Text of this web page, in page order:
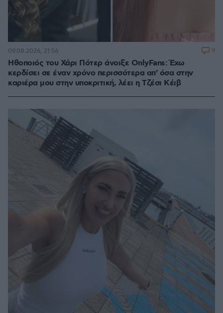
Ηθοποιός του Χάρι Πότερ άνοιξε OnlyFans: Έχω
κερδίσει σε έναν χρόνο περισσότερα απ' όσα στην
καριέρα μου στην υποκριτική, λέει η Τζέσι Κέιβ
09.08.2026, 21:56 9